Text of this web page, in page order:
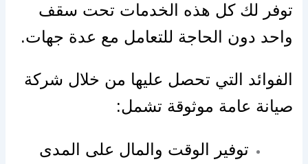
توفر لك كل هذه الخدمات تحت سقف
واحد دون الحاجة للتعامل مع عدة جهات.
الفوائد التي تحصل عليها من خلال شركة
صيانة عامة موثوقة تشمل:
توفير الوقت والمال على المدى